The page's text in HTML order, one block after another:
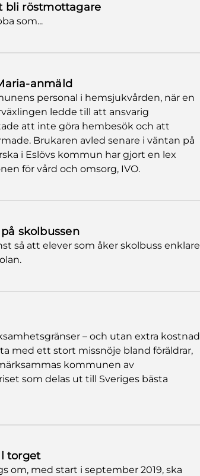
bli röstmottagare
som...
anmäld
personal i hemsjukvården, när en
ledde till att ansvarig
att inte göra hembesök och att
Brukaren avled senare i väntan på
i Eslövs kommun har gjort en lex
för vård och omsorg, IVO.
skolbussen
så att elever som åker skolbuss enklare
– och utan extra kostnad
med ett stort missnöje bland föräldrar,
kommunen av
som delas ut till Sveriges bästa
torget
om, med start i september 2019, ska